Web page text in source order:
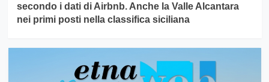
secondo i dati di Airbnb. Anche la Valle Alcantara
nei primi posti nella classifica siciliana